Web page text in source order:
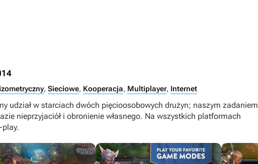
, Sieciowe, Kooperacja, Multiplayer, Internet
udział w starciach dwóch pięcioosobowych drużyn; naszym zadaniem
nieprzyjaciół i obronienie własnego. Na wszystkich platformach